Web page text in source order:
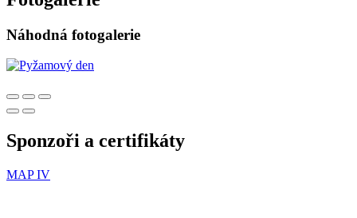
Náhodná fotogalerie
Sponzoři a certifikáty
MAP IV